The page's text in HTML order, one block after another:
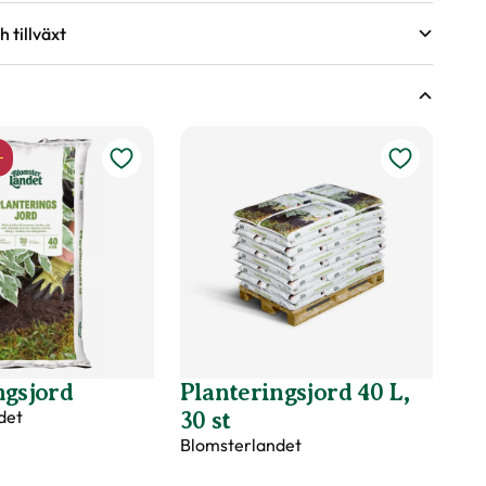
tillväxt
efter behov, med fördel kan gödsel bytas ut mot
Planteringsjord 40 L,
30 st
Blomsterlandet